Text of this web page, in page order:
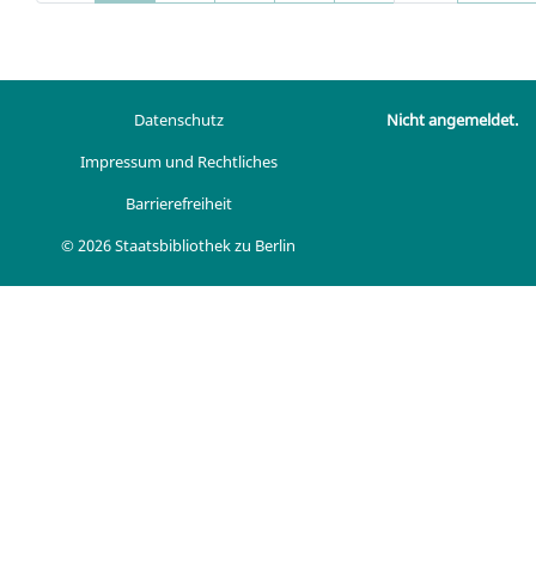
Datenschutz
Impressum und Rechtliches
Barrierefreiheit
© 2026 Staatsbibliothek zu Berlin
Nicht angemeldet.